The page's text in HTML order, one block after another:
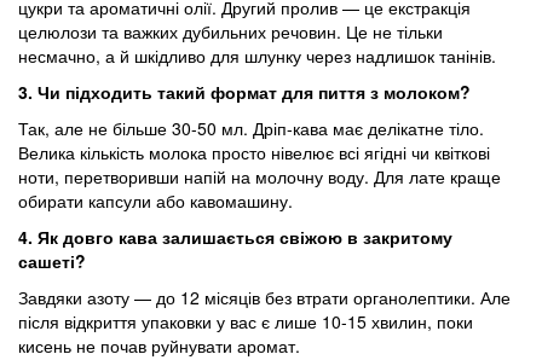
цукри та ароматичні олії. Другий пролив — це екстракція
целюлози та важких дубильних речовин. Це не тільки
несмачно, а й шкідливо для шлунку через надлишок танінів.
3. Чи підходить такий формат для пиття з молоком?
Так, але не більше 30-50 мл. Дріп-кава має делікатне тіло.
Велика кількість молока просто нівелює всі ягідні чи квіткові
ноти, перетворивши напій на молочну воду. Для лате краще
обирати капсули або кавомашину.
4. Як довго кава залишається свіжою в закритому
сашеті?
Завдяки азоту — до 12 місяців без втрати органолептики. Але
після відкриття упаковки у вас є лише 10-15 хвилин, поки
кисень не почав руйнувати аромат.